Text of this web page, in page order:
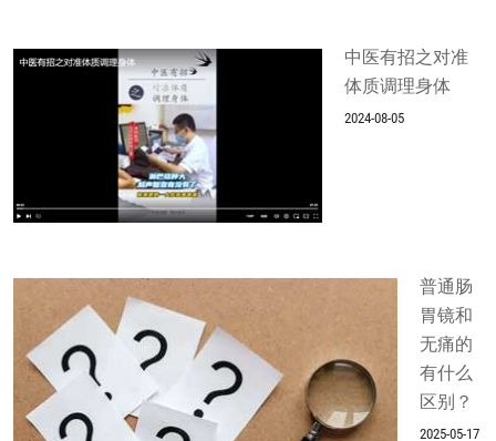
中医有招之对准
体质调理身体
2024-08-05
普通肠
胃镜和
无痛的
有什么
区别？
2025-05-17